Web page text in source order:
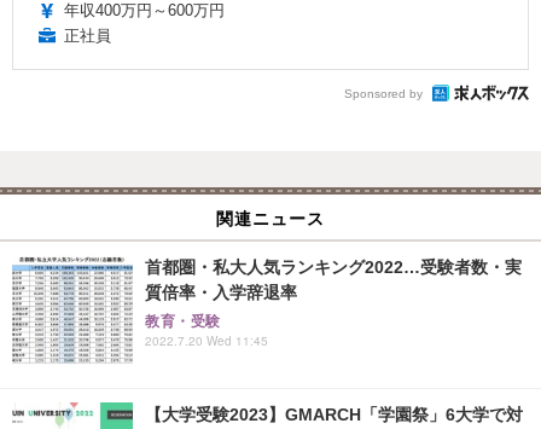
年収400万円～600万円
正社員
Sponsored by
関連ニュース
首都圏・私大人気ランキング2022…受験者数・実
質倍率・入学辞退率
教育・受験
2022.7.20 Wed 11:45
【大学受験2023】GMARCH「学園祭」6大学で対